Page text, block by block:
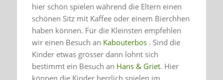
hier schön spielen während die Eltern einen
schönen Sitz mit Kaffee oder einem Bierchhen
haben können. Für die Kleinsten empfehlen
wir einen Besuch an Kabouterbos. Sind die
Kinder etwas grösser dann lohnt sich
bestimmt ein Besuch an Hans & Griet. Hier
können die Kinder herrlich spielen im